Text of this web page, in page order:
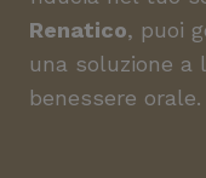
Renatico, puoi
una soluzione
benessere orale.